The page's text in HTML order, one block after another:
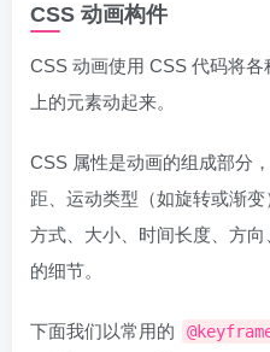
CSS 动画构件
CSS 动画使用 CSS 代码将
上的元素动起来。
CSS 属性是动画的组成部分
距、运动类型（如旋转或渐
方式、大小、时间长度、方
的细节。
下面我们以常用的